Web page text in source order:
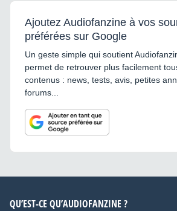
Ajoutez Audiofanzine à vos
préférées sur Google
Un geste simple qui soutient
permet de retrouver plus facilement
contenus : news, tests, avis, petites
forums...
QU’EST-CE QU’AUDIOFANZINE ?